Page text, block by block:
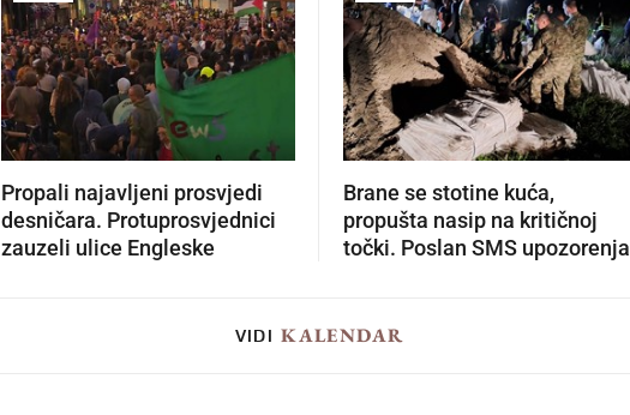
Propali najavljeni prosvjedi
desničara. Protuprosvjednici
zauzeli ulice Engleske
Brane se stotine kuća,
propušta nasip na kritičnoj
točki. Poslan SMS upozorenja
VIDI KALENDAR